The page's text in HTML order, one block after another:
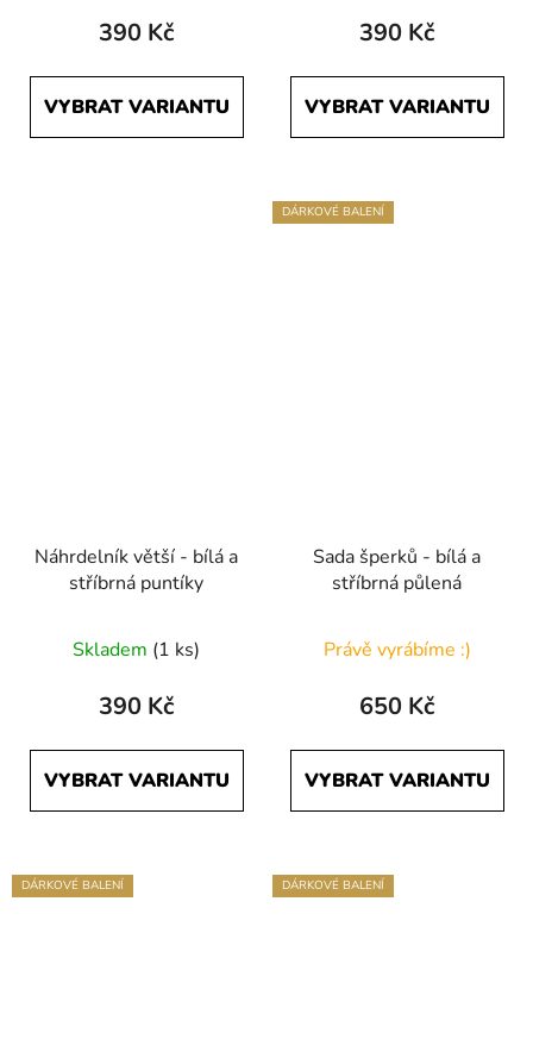
390 Kč
VYBRAT VARIANTU
390 Kč
VYBRAT VARIANTU
Náhrdelník větší - bílá a
stříbrná puntíky
hodnocení
produktu
5,0
z
Skladem (1 ks)
390 Kč
VYBRAT VARIANTU
DÁRKOVÉ BALENÍ
Sada šperků - bílá a
stříbrná půlená
Právě vyrábíme :)
650 Kč
VYBRAT VARIANTU
DÁRKOVÉ BALENÍ DÁRKOVÉ BALENÍ